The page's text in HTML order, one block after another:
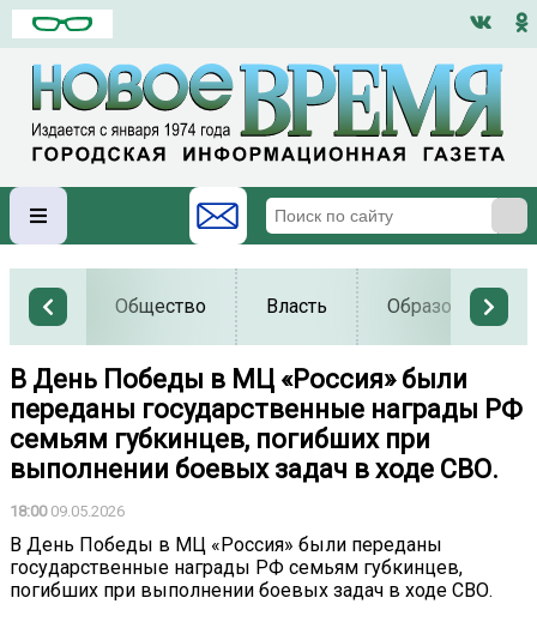
Общество Власть Образование
В День Победы в МЦ «Россия» были
переданы государственные награды РФ
семьям губкинцев, погибших при
выполнении боевых задач в ходе СВО.
18:0009.05.2026
В День Победы в МЦ «Россия» были переданы
государственные награды РФ семьям губкинцев,
погибших при выполнении боевых задач в ходе СВО.